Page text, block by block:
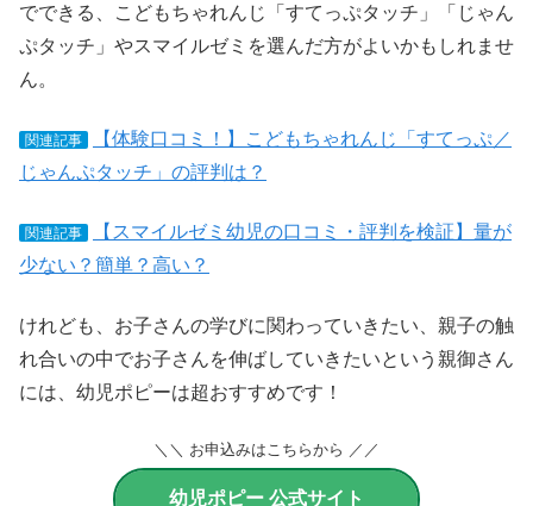
でできる、こどもちゃれんじ「すてっぷタッチ」「じゃん
ぷタッチ」やスマイルゼミを選んだ方がよいかもしれませ
ん。
関連記事
【体験口コミ！】こどもちゃれんじ「すてっぷ／
じゃんぷタッチ」の評判は？
関連記事
【スマイルゼミ幼児の口コミ・評判を検証】量が
少ない？簡単？高い？
けれども、お子さんの学びに関わっていきたい、親子の触
れ合いの中でお子さんを伸ばしていきたいという親御さん
には、幼児ポピーは超おすすめです！
＼＼ お申込みはこちらから ／／
幼児ポピー 公式サイト